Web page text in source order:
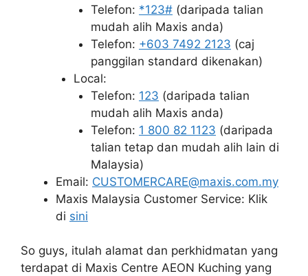
Telefon: *123# (daripada talian
mudah alih Maxis anda)
Telefon: +603 7492 2123 (caj
panggilan standard dikenakan)
Local:
Telefon: 123 (daripada talian
mudah alih Maxis anda)
Telefon: 1 800 82 1123 (daripada
talian tetap dan mudah alih lain di
Malaysia)
Email: CUSTOMERCARE@maxis.com.my
Maxis Malaysia Customer Service: Klik
di sini
So guys, itulah alamat dan perkhidmatan yang
terdapat di Maxis Centre AEON Kuching yang